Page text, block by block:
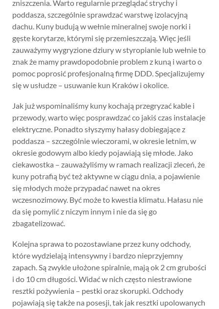
zniszczenia. Warto regularnie przeglądać strychy i
poddasza, szczególnie sprawdzać warstwę izolacyjną
dachu. Kuny budują w wełnie mineralnej swoje norki i
gęste korytarze, którymi się przemieszczają. Więc jeśli
zauważymy wygryzione dziury w styropianie lub wełnie to
znak że mamy prawdopodobnie problem z kuną i warto o
pomoc poprosić profesjonalną firmę DDD. Specjalizujemy
się w usłudze – usuwanie kun Kraków i okolice.
Jak już wspominaliśmy kuny kochają przegryzać kable i
przewody, warto więc posprawdzać co jakiś czas instalacje
elektryczne. Ponadto słyszymy hałasy dobiegające z
poddasza – szczególnie wieczorami, w okresie letnim, w
okresie godowym albo kiedy pojawiają się młode. Jako
ciekawostka – zauważyliśmy w ramach realizacji zleceń, że
kuny potrafią być też aktywne w ciągu dnia, a pojawienie
się młodych może przypadać nawet na okres
wczesnozimowy. Być może to kwestia klimatu. Hałasu nie
da się pomylić z niczym innym i nie da się go
zbagatelizować.
Kolejna sprawa to pozostawiane przez kuny odchody,
które wydzielają intensywny i bardzo nieprzyjemny
zapach. Są zwykle ułożone spiralnie, mają ok 2 cm grubości
i do 10 cm długości. Widać w nich często niestrawione
resztki pożywienia – pestki oraz skorupki. Odchody
pojawiają się także na posesji, tak jak resztki upolowanych